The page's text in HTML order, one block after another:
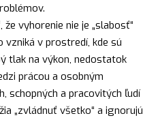
vyhorenie nie je „slabosť“
vzniká v prostredí, kde sú
tlak na výkon, nedostatok
prácou a osobným
schopných a pracovitých ľudí
„zvládnuť všetko“ a ignorujú